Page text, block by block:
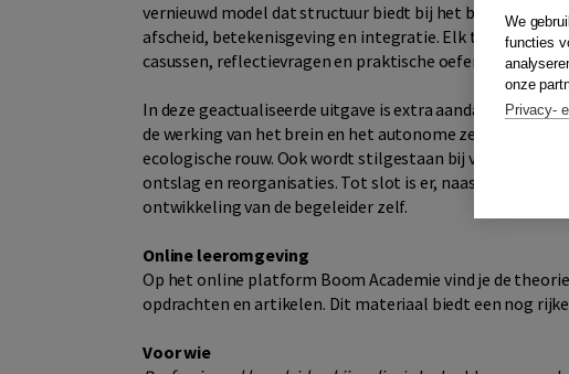
vernieuwd model dat structuur biedt bij het begeleiden
afscheid, betekenisgeving en integratie. Elk thema is
casussen, reflectievragen en praktische oefeningen.
In deze geactualiseerde uitgave is extra aandacht voor
de werking van het brein en het autonome zenuwstelsel,
ecologische rouw. Ook wordt stilgestaan bij verlies en
ontslag en reorganisaties. Tot slot is er, naast de
ontwikkeling van de begeleider zelf.
Online leeromgeving
Op het online platform Boom Academie vind je de
opdrachten en artikelen. Dit materiaal biedt een nog
Voor wie
We
functies
onze
Privacy-